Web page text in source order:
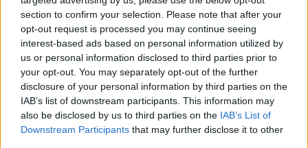
section to confirm your selection. Please note that after your
opt-out request is processed you may continue seeing
interest-based ads based on personal information utilized by
us or personal information disclosed to third parties prior to
your opt-out. You may separately opt-out of the further
disclosure of your personal information by third parties on the
IAB’s list of downstream participants. This information may
also be disclosed by us to third parties on the IAB’s List of
Downstream Participants that may further disclose it to other
se neřadí mezi ohrožené, není jich v Evropě mnoho –
největší populace hnízdí na Ukrajině, zejména na Krymu a
v Rusku. Čelí tak nebezpečí spojenému s válkou," dodal
Suvorov.
Brněnská zoologická zahrada letos slaví 70 let od založení.
Je na Mniší hoře v blízkosti Brněnské přehrady na ploše 65
hektarů. Chová kolem 2200 zvířat 400 druhů. Loňská
návštěvnost zoo po dvou covidových letech znovu
překročila 300 000 lidí, přišlo jich zhruba 320 000.